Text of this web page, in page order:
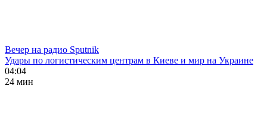
Вечер на радио Sputnik
Удары по логистическим центрам в Киеве и мир на Украине
04:04
24 мин